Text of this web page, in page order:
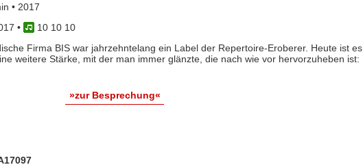
• 2017
•
10 10 10
Firma BIS war jahrzehntelang ein Label der Repertoire-Eroberer. Heute ist es
weitere Stärke, mit der man immer glänzte, die nach wie vor hervorzuheben ist:
»zur Besprechung«